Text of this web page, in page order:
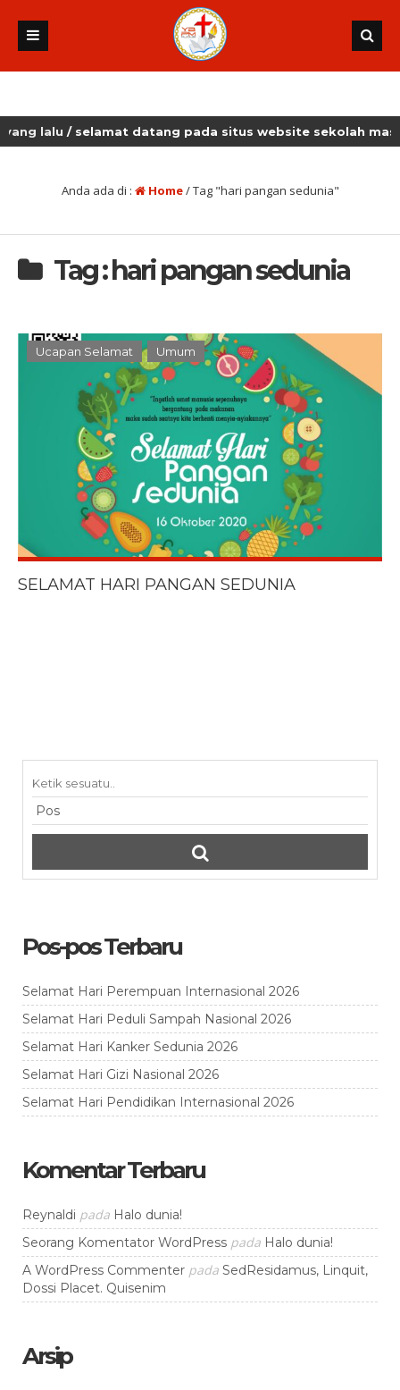
lalu/ selamat datang pada situs website sekolah masehi
Anda ada di : Home/Tag "hari pangan sedunia"
Tag : hari pangan sedunia
Ucapan Selamat Umum
SELAMAT HARI PANGAN SEDUNIA
Pos-pos Terbaru
Selamat Hari Perempuan Internasional 2026
Selamat Hari Peduli Sampah Nasional 2026
Selamat Hari Kanker Sedunia 2026
Selamat Hari Gizi Nasional 2026
Selamat Hari Pendidikan Internasional 2026
Komentar Terbaru
Reynaldi pada Halo dunia!
Seorang Komentator WordPress pada Halo dunia!
A WordPress Commenter pada SedResidamus, Linquit,
Dossi Placet. Quisenim
Arsip